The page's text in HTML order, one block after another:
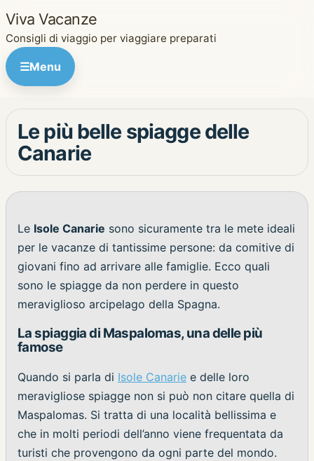
Viva Vacanze
Consigli di viaggio per viaggiare preparati
☰Menu
Le più belle spiagge delle
Canarie
Le Isole Canarie sono sicuramente tra le mete ideali
per le vacanze di tantissime persone: da comitive di
giovani fino ad arrivare alle famiglie. Ecco quali
sono le spiagge da non perdere in questo
meraviglioso arcipelago della Spagna.
La spiaggia di Maspalomas, una delle più
famose
Quando si parla di Isole Canarie e delle loro
meravigliose spiagge non si può non citare quella di
Maspalomas. Si tratta di una località bellissima e
che in molti periodi dell’anno viene frequentata da
turisti che provengono da ogni parte del mondo.